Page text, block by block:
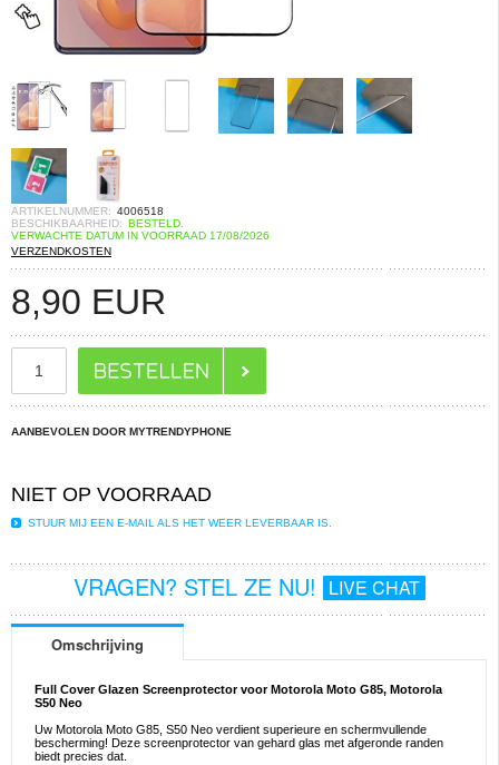
ARTIKELNUMMER: 4006518
BESCHIKBAARHEID: BESTELD.
VERWACHTE DATUM IN VOORRAAD 17/08/2026
VERZENDKOSTEN
8,90 EUR
AANBEVOLEN DOOR MYTRENDYPHONE
NIET OP VOORRAAD
STUUR MIJ EEN E-MAIL ALS HET WEER LEVERBAAR IS.
VRAGEN? STEL ZE NU! LIVE CHAT
Omschrijving
Full Cover Glazen Screenprotector voor Motorola Moto G85, Motorola
S50 Neo
Uw Motorola Moto G85, S50 Neo verdient superieure en schermvullende
bescherming! Deze screenprotector van gehard glas met afgeronde randen
biedt precies dat.